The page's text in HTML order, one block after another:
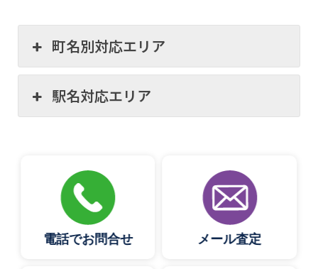
町名別対応エリア
駅名対応エリア
電話でお問合せ メール査定